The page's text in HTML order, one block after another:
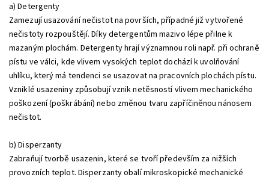
a) Detergenty
Zamezují usazování nečistot na površích, případné již vytvořené
nečistoty rozpouštějí. Díky detergentům mazivo lépe přilne k
mazaným plochám. Detergenty hrají významnou roli např. při ochraně
pístu ve válci, kde vlivem vysokých teplot dochází k uvolňování
uhlíku, který má tendenci se usazovat na pracovních plochách pístu.
Vzniklé usazeniny způsobují vznik netěsností vlivem mechanického
poškození (poškrábání) nebo změnou tvaru zapříčiněnou nánosem
nečistot.
b) Disperzanty
Zabraňují tvorbě usazenin, které se tvoří především za nižších
provozních teplot. Disperzanty obalí mikroskopické mechanické